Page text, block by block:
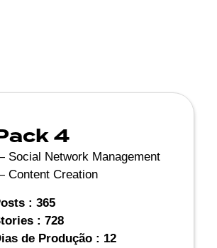
4
Social Network Management
Content Creation
: 365
: 728
de Produção : 12